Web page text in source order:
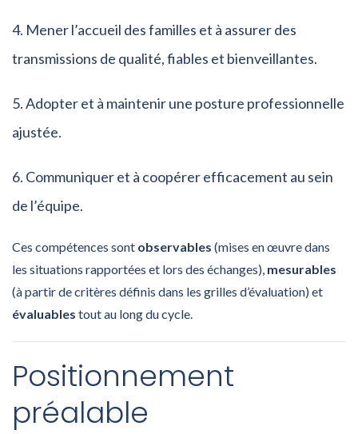
Mener l’accueil des familles et à assurer des
transmissions de qualité, fiables et bienveillantes.
Adopter et à maintenir une posture professionnelle
ajustée.
Communiquer et à coopérer efficacement au sein
de l’équipe.
Ces compétences sont observables (mises en œuvre dans
les situations rapportées et lors des échanges), mesurables
(à partir de critères définis dans les grilles d’évaluation) et
évaluables tout au long du cycle.
Positionnement
préalable